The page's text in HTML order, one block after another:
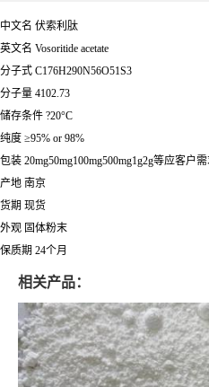
中文名 伏索利肽
英文名 Vosoritide acetate
分子式 C176H290N56O51S3
分子量 4102.73
储存条件 ?20°C
纯度 ≥95% or 98%
包装 20mg50mg100mg500mg1g2g等应客户
产地 南京
货期 现货
外观 固体粉末
保质期 24个月
相关产品：